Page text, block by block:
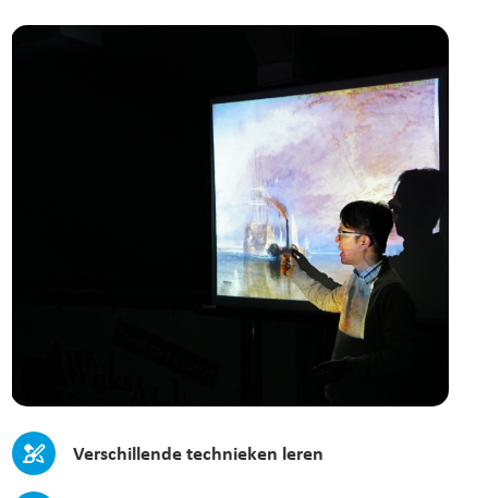
Verschillende technieken leren